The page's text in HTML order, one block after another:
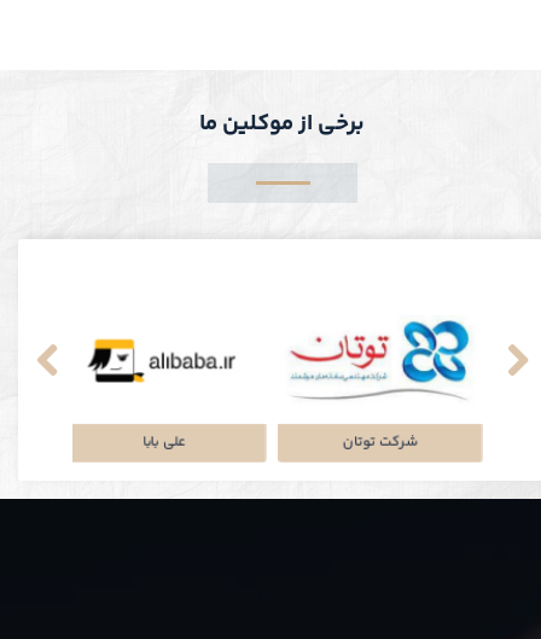
شرکت توتان پلتفرم جاباما
برخی از موکلین ما